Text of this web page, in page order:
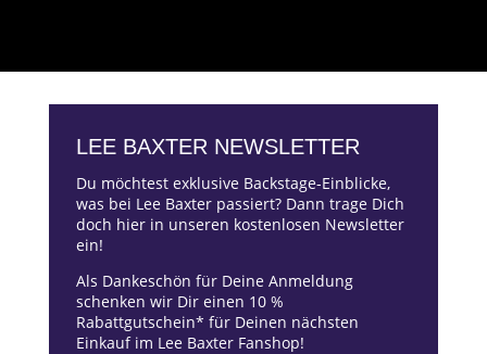
LEE BAXTER NEWSLETTER
Du möchtest exklusive Backstage-Einblicke,
was bei Lee Baxter passiert? Dann trage Dich
doch hier in unseren kostenlosen Newsletter
ein!
Als Dankeschön für Deine Anmeldung
schenken wir Dir einen 10 %
Rabattgutschein* für Deinen nächsten
Einkauf im Lee Baxter Fanshop!